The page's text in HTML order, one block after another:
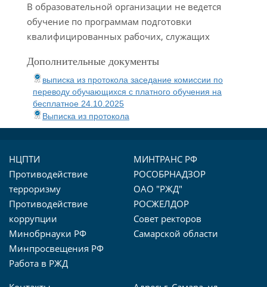
В образовательной организации не ведется
обучение по программам подготовки
квалифицированных рабочих, служащих
Дополнительные документы
выписка из протокола заседание комиссии по
переводу обучающихся с платного обучения на
бесплатное 24.10.2025
Выписка из протокола
НЦПТИ
Противодействие
терроризму
Противодействие
коррупции
Минобрнауки РФ
Минпросвещения РФ
Работа в РЖД
МИНТРАНС РФ
РОСОБРНАДЗОР
ОАО "РЖД"
РОСЖЕЛДОР
Совет ректоров
Самарской области